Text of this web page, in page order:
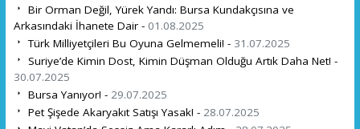
Bir Orman Değil, Yürek Yandı: Bursa Kundakçısına ve
Arkasındaki İhanete Dair - 01.08.2025
Türk Milliyetçileri Bu Oyuna Gelmemeli! - 31.07.2025
Suriye’de Kimin Dost, Kimin Düşman Olduğu Artık Daha Net! -
30.07.2025
Bursa Yanıyor! - 29.07.2025
Pet Şişede Akaryakıt Satışı Yasak! - 28.07.2025